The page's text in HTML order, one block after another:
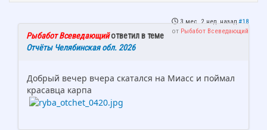
3 мес. 2 нед. назад #18
от Рыбабот Всеведающий
Рыбабот Всеведающийответил в теме
Отчёты Челябинская обл. 2026
Добрый вечер вчера скатался на Миасс и поймал
красавца карпа